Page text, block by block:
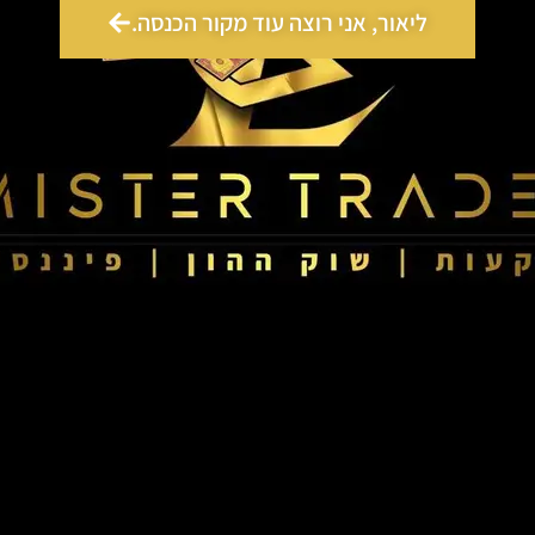
ליאור, אני רוצה עוד מקור הכנסה.